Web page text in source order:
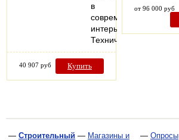
в
современный
интерьер.
Технические…
40 907 руб Купить
от 96 000 руб
— Строительный — Магазины и
— Опросы